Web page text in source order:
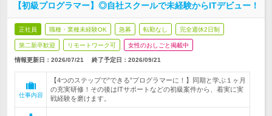
【初級プログラマー】◎自社スクールで未経験からITデビュー！
正社員 職種・業種未経験OK 急募 転勤なし 完全週休2日制
第二新卒歓迎 リモートワーク可 女性のおしごと掲載中
情報更新日：2026/07/21 終了予定日： 2026/09/21
仕事内容
【4つのステップで”できる”プログラマーに！】同期と学ぶ１ヶ月
の充実研修！その後はITサポートなどの初級案件から、着実に実
戦経験を磨けます。